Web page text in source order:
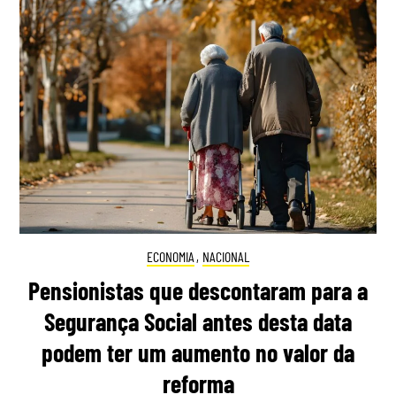
ECONOMIA , NACIONAL
Pensionistas que descontaram para a
Segurança Social antes desta data
podem ter um aumento no valor da
reforma